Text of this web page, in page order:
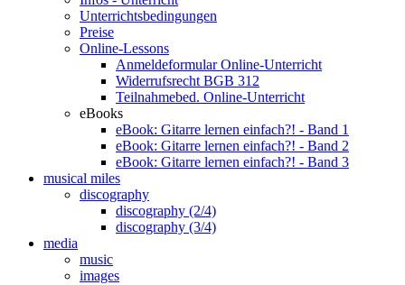
Unterrichtsbedingungen
Preise
Online-Lessons
Anmeldeformular Online-Unterricht
Widerrufsrecht BGB 312
Teilnahmebed. Online-Unterricht
eBooks
eBook: Gitarre lernen einfach?! - Band 1
eBook: Gitarre lernen einfach?! - Band 2
eBook: Gitarre lernen einfach?! - Band 3
musical miles
discography
discography (2/4)
discography (3/4)
media
music
images